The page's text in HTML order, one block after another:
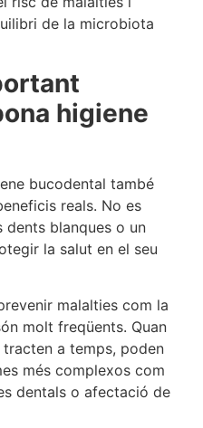
de la microbiota
higiene
bucodental també
reals. No es
dents blanques o un
la salut en el seu
malalties com la
molt freqüents. Quan
a temps, poden
més complexos com
dentals o afectació de